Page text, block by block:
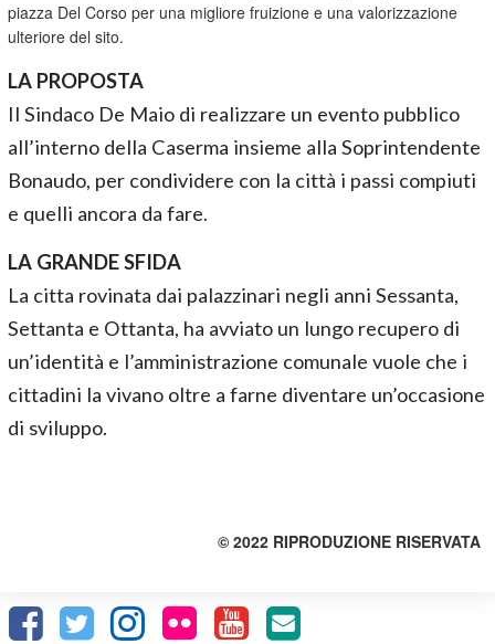
piazza Del Corso per una migliore fruizione e una valorizzazione
ulteriore del sito.
LA PROPOSTA
Il Sindaco De Maio di realizzare un evento pubblico
all’interno della Caserma insieme alla Soprintendente
Bonaudo, per condividere con la città i passi compiuti
e quelli ancora da fare.
LA GRANDE SFIDA
La citta rovinata dai palazzinari negli anni Sessanta,
Settanta e Ottanta, ha avviato un lungo recupero di
un’identità e l’amministrazione comunale vuole che i
cittadini la vivano oltre a farne diventare un’occasione
di sviluppo.
© 2022 RIPRODUZIONE RISERVATA